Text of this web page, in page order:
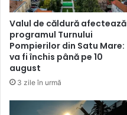
Valul de căldură afectează
programul Turnului
Pompierilor din Satu Mare:
va fi închis până pe 10
august
3 zile în urmă